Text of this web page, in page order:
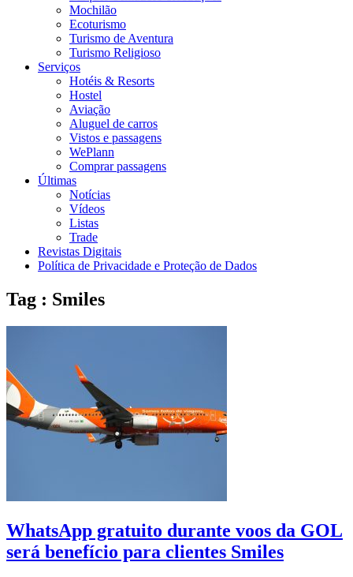
Mochilão
Ecoturismo
Turismo de Aventura
Turismo Religioso
Serviços
Hotéis & Resorts
Hostel
Aviação
Aluguel de carros
Vistos e passagens
WePlann
Comprar passagens
Últimas
Notícias
Vídeos
Listas
Trade
Revistas Digitais
Política de Privacidade e Proteção de Dados
Tag : Smiles
WhatsApp gratuito durante voos da GOL
será benefício para clientes Smiles